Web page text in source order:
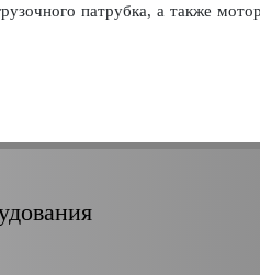
патрубка, а также